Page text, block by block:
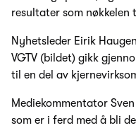
resultater som nøkkelen
Nyhetsleder Eirik
VGTV (bildet) gikk
til en del av
Mediekommentator
som er i ferd med å bli